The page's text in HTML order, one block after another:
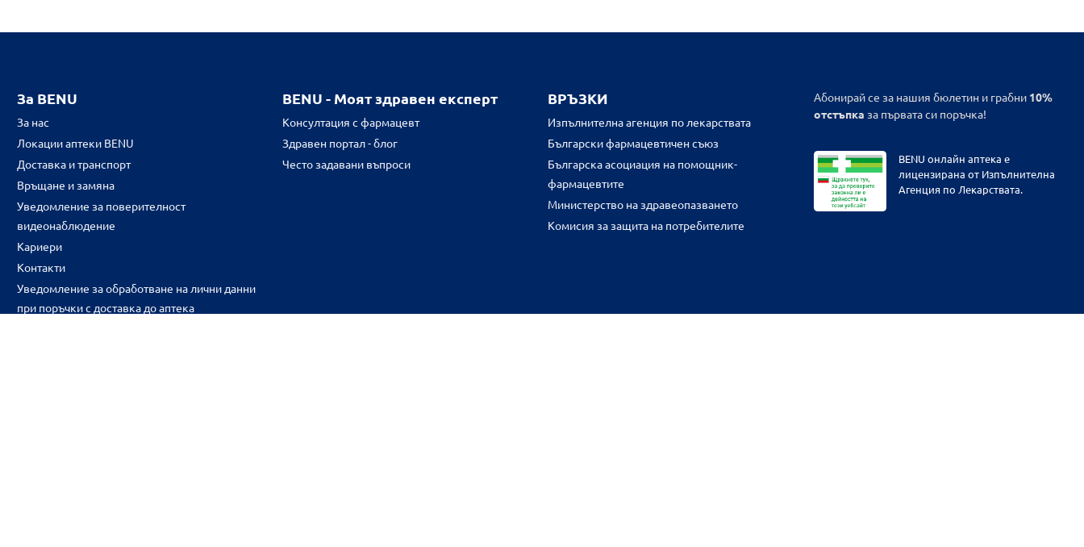
За BENU
За нас
Локации аптеки BENU
Доставка и транспорт
Връщане и замяна
Уведомление за поверителност
видеонаблюдение
Кариери
Контакти
Уведомление за обработване на лични данни
при поръчки с доставка до аптека
BENU - Моят здравен експерт
Консултация с фармацевт
Здравен портал - блог
Често задавани въпроси
ВРЪЗКИ
Изпълнителна агенция по лекарствата
Български фармацевтичен съюз
Българска асоциация на помощник-
фармацевтите
Министерство на здравеопазването
Комисия за защита на потребителите
Абонирай се за нашия бюлетин и грабни 10%
отстъпка за първата си поръчка!
BENU онлайн аптека е
лицензирана от Изпълнителна
Агенция по Лекарствата.